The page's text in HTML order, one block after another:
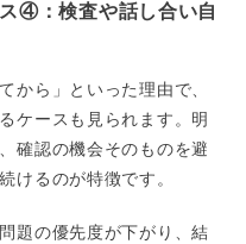
④：検査や話し合い自
から」といった理由で、
ケースも見られます。明
確認の機会そのものを避
けるのが特徴です。
題の優先度が下がり、結